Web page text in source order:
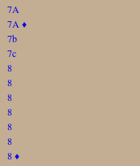
7A
7A ♦
7b
7c
8
8
8
8
8
8
8♦